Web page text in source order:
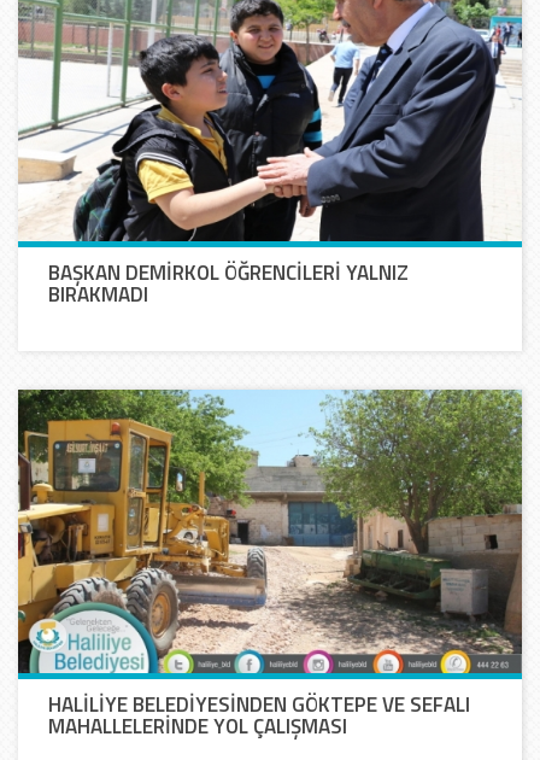
BAŞKAN DEMİRKOL ÖĞRENCİLERİ YALNIZ
BIRAKMADI
HALİLİYE BELEDİYESİNDEN GÖKTEPE VE SEFALI
MAHALLELERİNDE YOL ÇALIŞMASI